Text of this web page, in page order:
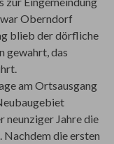
Oberndorf
blieb der dörfliche
gewahrt, das
am Ortsausgang
neunziger Jahre die
die ersten